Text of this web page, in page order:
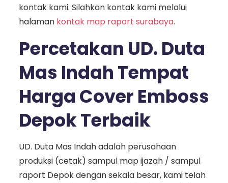
kontak kami. Silahkan kontak kami melalui
halaman kontak map raport surabaya.
Percetakan UD. Duta
Mas Indah Tempat
Harga Cover Emboss
Depok Terbaik
UD. Duta Mas Indah adalah perusahaan
produksi (cetak) sampul map ijazah / sampul
raport Depok dengan sekala besar, kami telah